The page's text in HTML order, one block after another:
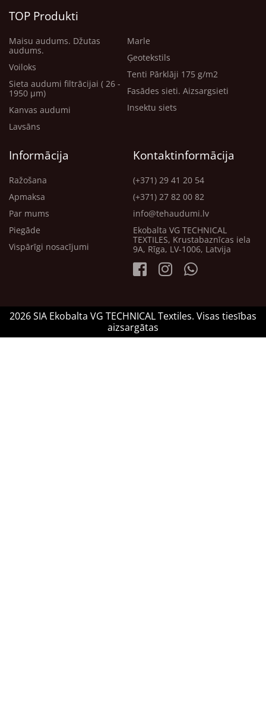
TOP Produkti
Maisu audums. Džutas
audums.
Voiloks
Sieta audumi filtrācijai ( 26 -
1950 μm)
Kanvas audumi
Lavsāns
Marle
Ģeotekstils
Tenti Pārklāji 175 g/m2
Fasādes sieti. Aizsargsieti
Insektu siets
Informācija
Ražošana
Apmaksa
Par mums
Piegāde
Vispārīgi nosacījumi
Kontaktinformācija
(+371) 29 41 20 54
(+371) 27 82 00 82
info@tehaudumi.lv
Ekobalta VG TECHNICAL
TEXTILES, Krustabaznīcas iela
9A, Rīga, LV-1006, Latvija
2026 SIA Ekobalta VG TECHNICAL Textiles. Visas tiesības
aizsargātas